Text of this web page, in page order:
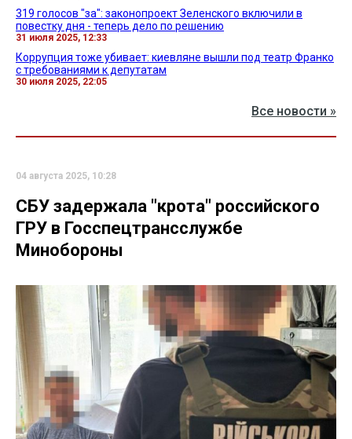
319 голосов "за": законопроект Зеленского включили в
повестку дня - теперь дело по решению
31 июля 2025, 12:33
Коррупция тоже убивает: киевляне вышли под театр Франко
с требованиями к депутатам
30 июля 2025, 22:05
Все новости »
04 августа 2025, 10:28
СБУ задержала "крота" российского
ГРУ в Госспецтрансслужбе
Минобороны